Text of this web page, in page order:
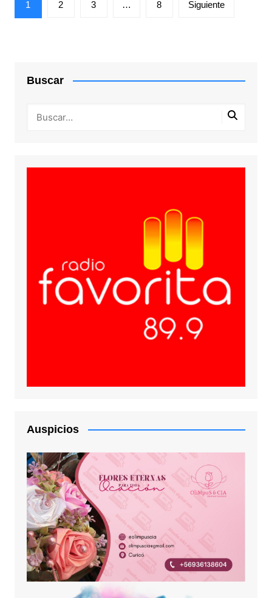
de
1 2 3 … 8 Siguiente
Buscar
Auspicios